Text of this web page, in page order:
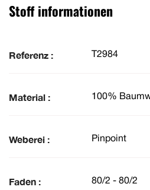
Stoff informationen
Referenz : T2984
Material : 100%
Weberei : Pinpoint
Faden : 80/2 - 80/2